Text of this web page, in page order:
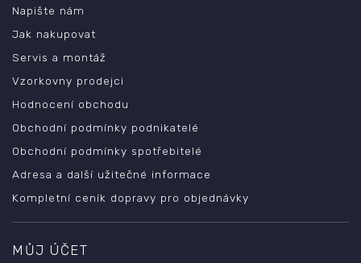
Napište nám
Jak nakupovat
Servis a montáž
Vzorkovny prodejci
Hodnocení obchodu
Obchodní podmínky podnikatelé
Obchodní podmínky spotřebitelé
Adresa a další užitečné informace
Kompletní ceník dopravy pro objednávky
MŮJ ÚČET